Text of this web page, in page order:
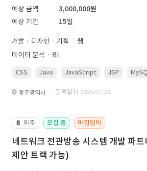
예상 금액
3,000,000원
예상 기간
15일
개발 · 디자인 · 기획
웹
데이터 분석ㆍBI
CSS Java JavaScript JSP
광주광역시 · 등록일자 2026.07.23.
📔 외주 모집 중 마감임박
네트워크 전관방송 시스템 개발 파
제안 트랙 가능)